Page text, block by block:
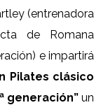
(entrenadora
de Romana
e impartirá
Pilates clásico
generación”un